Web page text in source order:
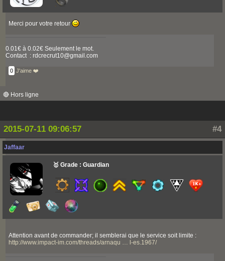
Merci pour votre retour
0.01€ à 0.02€ Seulement le mot.
Contact : rdcrecrut10@gmail.com
0 J'aime ❤️
🔴 Hors ligne
#4
2015-07-11 09:06:57
Jaffaar
🥇 Grade : Guardian
Attention avant de commander; il semblerai que le service soit limite :
http://www.impact-im.com/threads/arnaqu … l-es.1967/